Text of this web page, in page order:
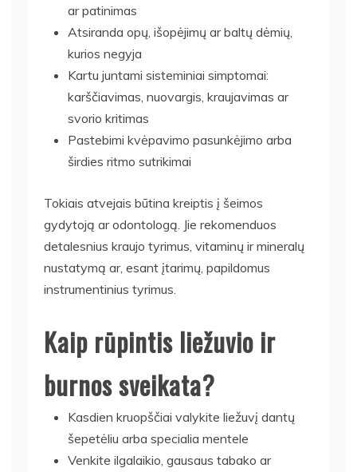
ar patinimas
Atsiranda opų, išopėjimų ar baltų dėmių,
kurios negyja
Kartu juntami sisteminiai simptomai:
karščiavimas, nuovargis, kraujavimas ar
svorio kritimas
Pastebimi kvėpavimo pasunkėjimo arba
širdies ritmo sutrikimai
Tokiais atvejais būtina kreiptis į šeimos
gydytoją ar odontologą. Jie rekomenduos
detalesnius kraujo tyrimus, vitaminų ir mineralų
nustatymą ar, esant įtarimų, papildomus
instrumentinius tyrimus.
Kaip rūpintis liežuvio ir
burnos sveikata?
Kasdien kruopščiai valykite liežuvį dantų
šepetėliu arba specialia mentele
Venkite ilgalaikio, gausaus tabako ar